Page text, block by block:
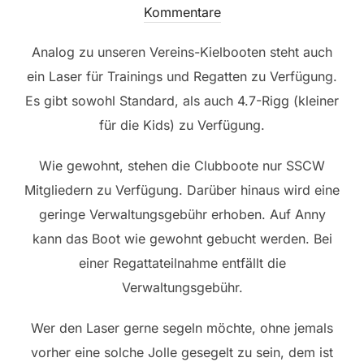
am
Kommentare
Analog zu unseren Vereins-Kielbooten steht auch
ein Laser für Trainings und Regatten zu Verfügung.
Es gibt sowohl Standard, als auch 4.7-Rigg (kleiner
für die Kids) zu Verfügung.
Wie gewohnt, stehen die Clubboote nur SSCW
Mitgliedern zu Verfügung. Darüber hinaus wird eine
geringe Verwaltungsgebühr erhoben. Auf Anny
kann das Boot wie gewohnt gebucht werden. Bei
einer Regattateilnahme entfällt die
Verwaltungsgebühr.
Wer den Laser gerne segeln möchte, ohne jemals
vorher eine solche Jolle gesegelt zu sein, dem ist